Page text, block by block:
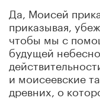
Да, Моисей
приказывая,
чтобы мы с
будущей
и моисеевские
древних, о